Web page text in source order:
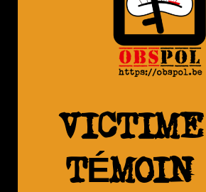
Contrôlé
TÉMOIN